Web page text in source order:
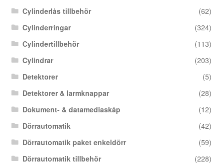
Cylinderlås tillbehör
(62)
Cylinderringar
(324)
Cylindertillbehör
(113)
Cylindrar
(203)
Detektorer
(5)
Detektorer & larmknappar
(28)
Dokument- & datamediaskåp
(12)
Dörrautomatik
(42)
Dörrautomatik paket enkeldörr
(59)
Dörrautomatik tillbehör
(228)